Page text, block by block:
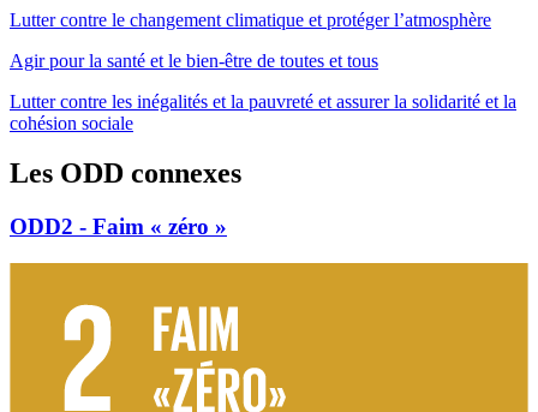
Lutter contre le changement climatique et protéger l’atmosphère
Agir pour la santé et le bien-être de toutes et tous
Lutter contre les inégalités et la pauvreté et assurer la solidarité et la
cohésion sociale
Les ODD connexes
ODD2 - Faim « zéro »